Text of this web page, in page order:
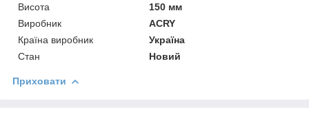
Висота
150 мм
Виробник
ACRY
Країна виробник
Україна
Стан
Новий
Приховати